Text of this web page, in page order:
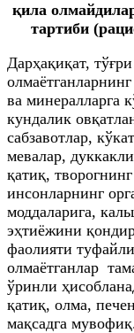
қила
тартиби
Дарҳақиқат,
ва минералларга
кундалик
сабзавотлар,
мевалар,
қатиқ,
инсонларнинг
моддаларига,
эҳтиёжини
фаолияти
олмаётганлар
ўринли
қатиқ, олма,
мақсадга